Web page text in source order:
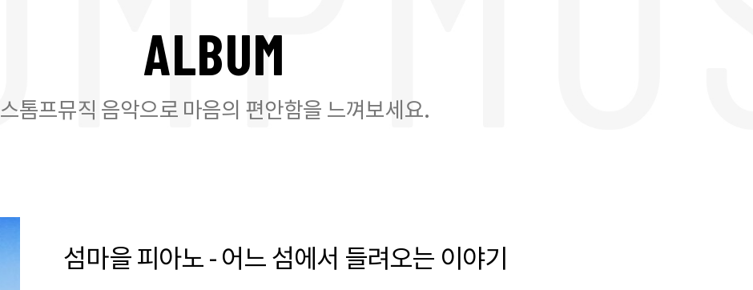
2015이전
2015 2015 이전
ALBUM
스톰프뮤직 음악으로 마음의 편안함을 느껴보세요.
섬마을 피아노 - 어느 섬에서 들려오는 이야기